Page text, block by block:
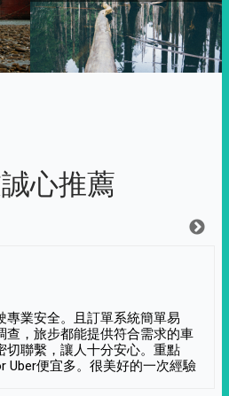
心推薦
專業安全。且訂單系統簡單易
查，旅步都能提供符合需求的車
切聯繫，讓人十分安心。重點
Uber便宜多。很美好的一次經驗